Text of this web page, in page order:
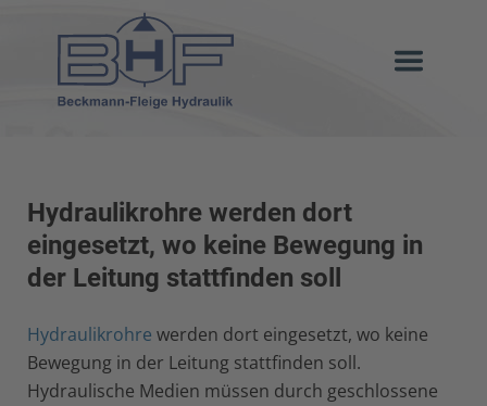
Hydraulikrohre werden dort
eingesetzt, wo keine Bewegung in
der Leitung stattfinden soll
Hydraulikrohre werden dort eingesetzt, wo keine
Bewegung in der Leitung stattfinden soll.
Hydraulische Medien müssen durch geschlossene